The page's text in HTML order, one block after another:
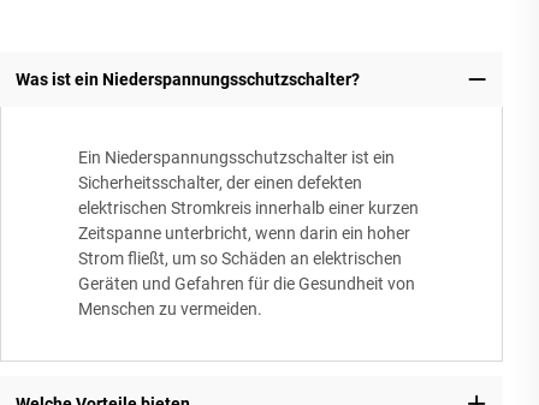
Was ist ein Niederspannungsschutzschalter?
Ein Niederspannungsschutzschalter ist ein
Sicherheitsschalter, der einen defekten
elektrischen Stromkreis innerhalb einer kurzen
Zeitspanne unterbricht, wenn darin ein hoher
Strom fließt, um so Schäden an elektrischen
Geräten und Gefahren für die Gesundheit von
Menschen zu vermeiden.